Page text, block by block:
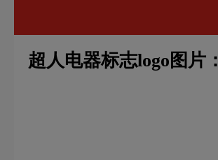
超人电器标志logo图片：